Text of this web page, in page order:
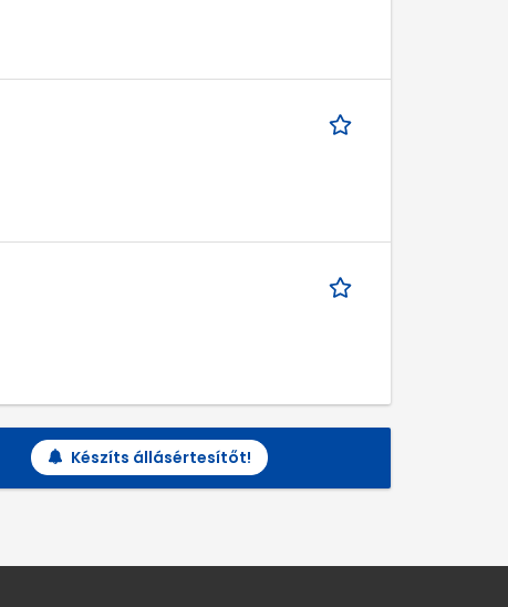
Készíts állásértesítőt!